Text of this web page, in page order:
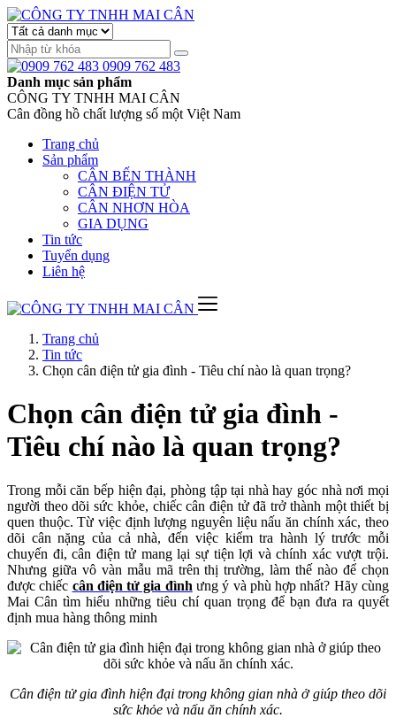
0909 762 483
Danh mục sản phẩm
CÔNG TY TNHH MAI CÂN
Cân đồng hồ chất lượng số một Việt Nam
Trang chủ
Sản phẩm
CÂN BẾN THÀNH
CÂN ĐIỆN TỬ
CÂN NHƠN HÒA
GIA DỤNG
Tin tức
Tuyển dụng
Liên hệ
Trang chủ
Tin tức
Chọn cân điện tử gia đình - Tiêu chí nào là quan trọng?
Chọn cân điện tử gia đình -
Tiêu chí nào là quan trọng?
Trong mỗi căn bếp hiện đại, phòng tập tại nhà hay góc nhà nơi mọi
người theo dõi sức khỏe, chiếc cân điện tử đã trở thành một thiết bị
quen thuộc. Từ việc định lượng nguyên liệu nấu ăn chính xác, theo
dõi cân nặng của cả nhà, đến việc kiểm tra hành lý trước mỗi
chuyến đi, cân điện tử mang lại sự tiện lợi và chính xác vượt trội.
Nhưng giữa vô vàn mẫu mã trên thị trường, làm thế nào để chọn
được chiếc cân điện tử gia đình ưng ý và phù hợp nhất? Hãy cùng
Mai Cân tìm hiểu những tiêu chí quan trọng để bạn đưa ra quyết
định mua hàng thông minh
Cân điện tử gia đình hiện đại trong không gian nhà ở giúp theo dõi
sức khỏe và nấu ăn chính xác.